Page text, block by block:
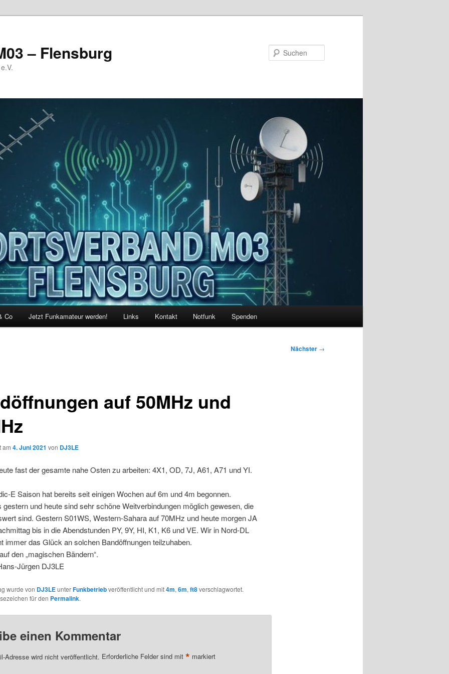
– Flensburg
Co Jetzt Funkamateur werden! Links Kontakt Notfunk Spenden
Nächster →
auf 50MHz und
am 4. Juni 2021 von DJ3LE
fast der gesamte nahe Osten zu arbeiten: 4X1, OD, 7J, A61, A71 und YI.
E Saison hat bereits seit einigen Wochen auf 6m und 4m begonnen.
gestern und heute sind sehr schöne Weitverbindungen möglich gewesen, die
sind. Gestern S01WS, Western-Sahara auf 70MHz und heute morgen JA
bis in die Abendstunden PY, 9Y, HI, K1, K6 und VE. Wir in Nord-DL
immer das Glück an solchen Bandöffnungen teilzuhaben.
den „magischen Bändern“.
Jürgen DJ3LE
wurde von DJ3LEunterFunkbetriebveröffentlicht und mit4m, 6m, ft8verschlagwortet.
für den Permalink.
einen Kommentar
Adresse wird nicht veröffentlicht. Erforderliche Felder sind mit * markiert